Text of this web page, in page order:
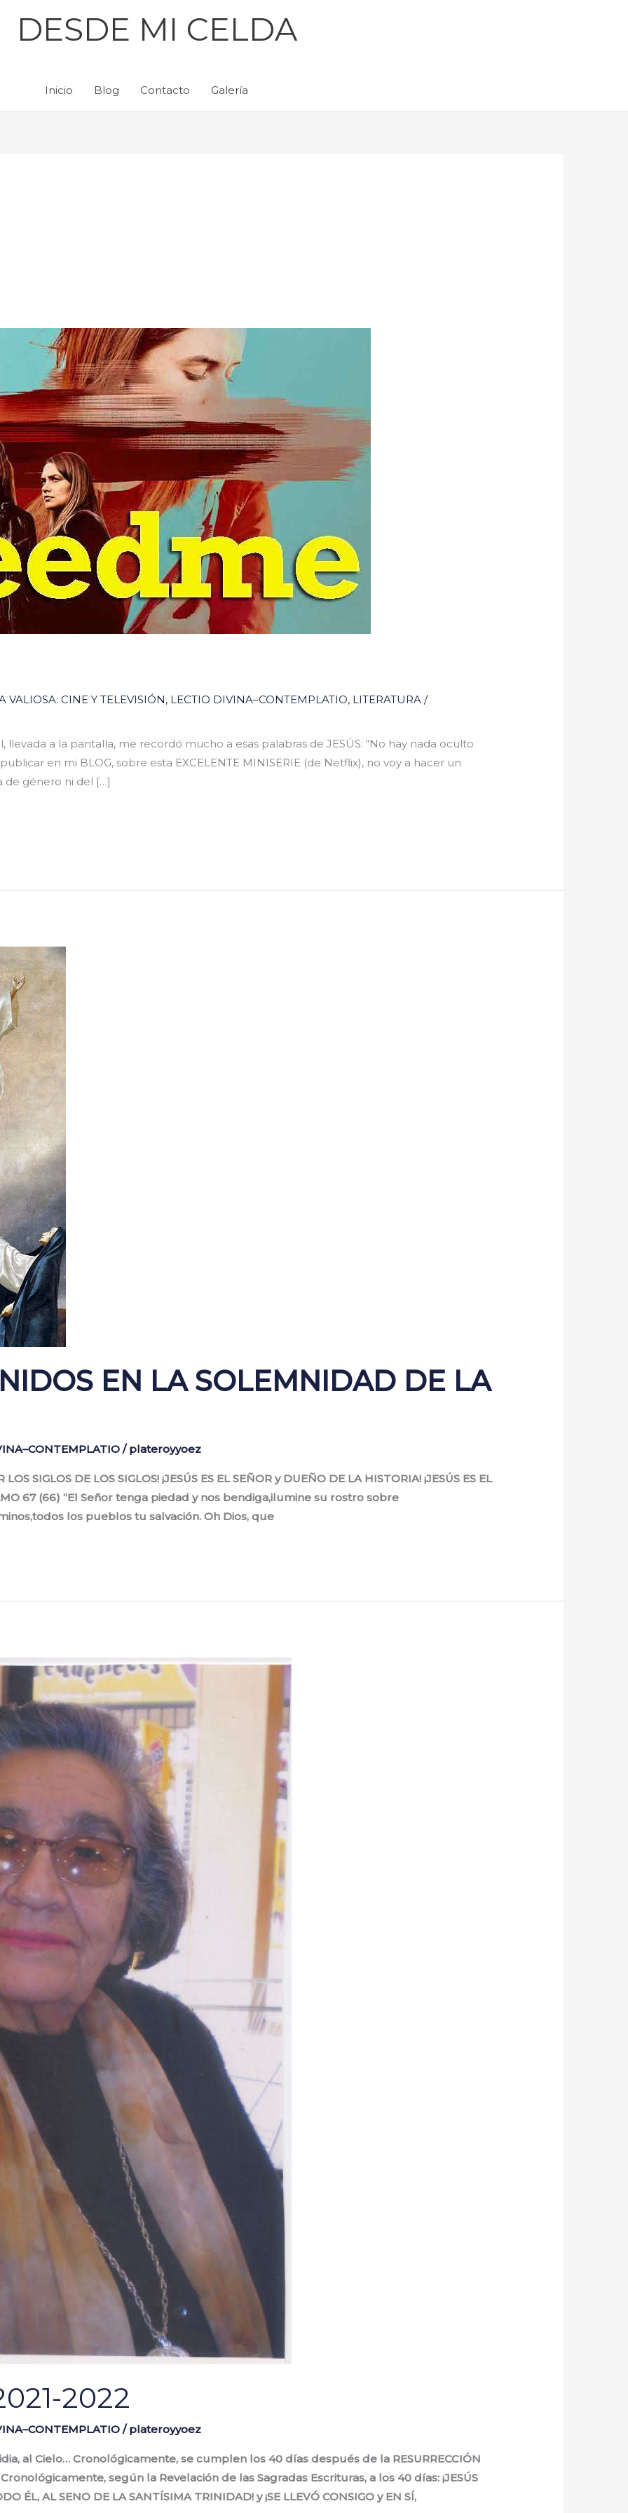
DESDE MI CELDA
Inicio Blog Contacto Galería
VALIOSA: CINE Y TELEVISIÓN, LECTIO DIVINA–CONTEMPLATIO, LITERATURA /
llevada a la pantalla, me recordó mucho a esas palabras de JESÚS: “No hay nada oculto
en mi BLOG, sobre esta EXCELENTE MINISERIE (de Netflix), no voy a hacer un
de género ni del […]
EN LA SOLEMNIDAD DE LA
/plateroyyoez
SIGLOS DE LOS SIGLOS! ¡JESÚS ES EL SEÑOR y DUEÑO DE LA HISTORIA! ¡JESÚS ES EL
67 (66) “El Señor tenga piedad y nos bendiga,ilumine su rostro sobre
los pueblos tu salvación. Oh Dios, que
2022
/ plateroyyoez
al Cielo… Cronológicamente, se cumplen los 40 días después de la RESURRECCIÓN
según la Revelación de las Sagradas Escrituras, a los 40 días: ¡JESÚS
ÉL, AL SENO DE LA SANTÍSIMA TRINIDAD! y ¡SE LLEVÓ CONSIGO y EN SÍ,